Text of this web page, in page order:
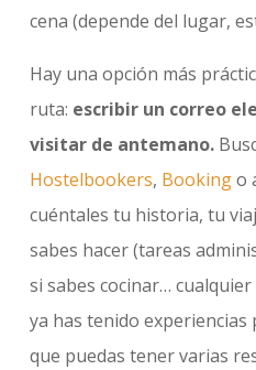
cena (depende del lugar,
Hay una opción más
ruta: escribir un correo
visitar de antemano.
Hostelbookers, Bookingo
cuéntales tu historia, tu
sabes hacer (tareas
si sabes cocinar…
ya has tenido
que puedas tener varias